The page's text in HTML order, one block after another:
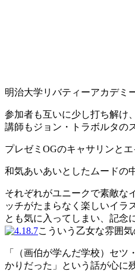
明治大学リバティーアカデミ
参加者も互いに少し打ち解け
講師もジョン・トラボルタの
プレゼミOGのキャサリンと
和気あいあいとしたムードの
それぞれがユニークで素敵な
ッチがたまらなく楽しいイラ
とも気に入ってしまい、記念
こういう乙女な雰囲
「（画伯が学んだ学校）セ
かりだった」という話が心に